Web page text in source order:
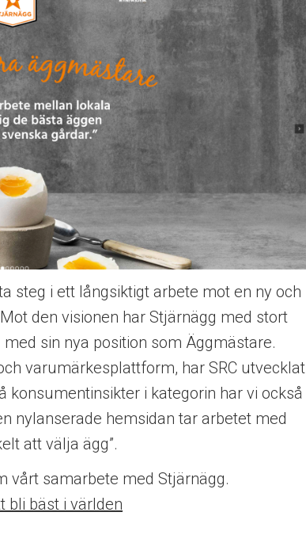
steg i ett långsiktigt arbete mot en ny och
den visionen har Stjärnägg med stort
sin nya position som Äggmästare.
varumärkesplattform, har SRC utvecklat
konsumentinsikter i kategorin har vi också
nylanserade hemsidan tar arbetet med
att välja ägg”.
vårt samarbete med Stjärnägg.
bli bäst i världen